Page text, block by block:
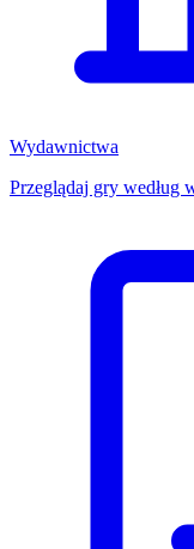
Wydawnictwa
Przeglądaj gry według